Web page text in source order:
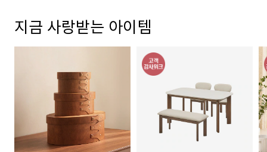
지금 사랑받는 아이템